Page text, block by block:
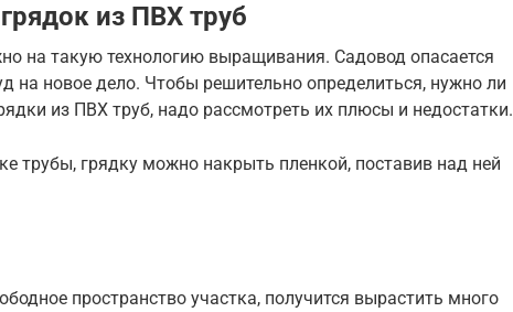
из ПВХ труб
на такую технологию выращивания. Садовод опасается
на новое дело. Чтобы решительно определиться, нужно ли
из ПВХ труб, надо рассмотреть их плюсы и недостатки.
трубы, грядку можно накрыть пленкой, поставив над ней
пространство участка, получится вырастить много